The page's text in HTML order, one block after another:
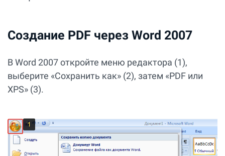
Создание PDF через Word 2007
В Word 2007 откройте меню редактора (1),
выберите «Сохранить как» (2), затем «PDF или
XPS» (3).